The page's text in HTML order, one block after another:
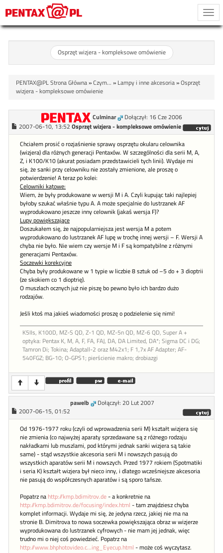
Osprzęt wizjera - kompleksowe omówienie
PENTAX@PL Strona Główna»Czym... » Lampy i inne akcesoria»Osprzęt
wizjera - kompleksowe omówienie
Culminar
Dołączył: 16 Cze 2006
2007-06-10, 13:52 Osprzęt wizjera - kompleksowe omówienie
Chciałem prosić o rozjaśnienie sprawy osprzętu okularu celownika
(wizjera) dla różnych generacji Pentaxów. W szczególności dla serii M, A,
Z, i K100/K10 (akurat posiadam przedstawicieli tych linii). Wydaje mi
się, że sanki przy celowniku nie zostały zmienione, ale proszę o
potwierdzenie! A teraz po kolei:
Celowniki kątowe:
Wiem, że były produkowane w wersji M i A. Czyli kupując taki najlepiej
byłoby szukać właśnie typu A. A może specjalnie do lustrzanek AF
wyprodukowano jeszcze inny celownik (jakaś wersja F)?
Lupy powiększające
Doszukałem się, że najpopularniejsza jest wersja M a potem
wyprodukowano do lustrzanek AF lupę w trochę innej wersji – F. Wersji A
chyba nie było. Nie wiem czy wersje M i F są kompatybilne z różnymi
generacjami Pentaxów.
Soczewki korekcyjne
Chyba były produkowane w 1 typie w liczbie 8 sztuk od –5 do + 3 dioptrii
(ze skokiem co 1 dioptrię).
O muszlach ocznych już nie piszę bo pewno było ich bardzo dużo
rodzajów.
Jeśli ktoś ma jakieś wiadomości proszę o podzielenie się nimi!
K5IIs, K100D, MZ-S QD, Z-1 QD, MZ-5n QD, MZ-6 QD, Super A +
optyka: Pentax K, M, A, F, FA, FAJ, DA, DA Limited, DA*; Sigma DC i DG;
Tamron Di; Tokina; Adaptall-2 oraz M42x1; F 1,7x AF Adapter; AF-
540FGZ; BG-10; O-GPS1; pierścienie makro; drobiazgi
pawelb
Dołączył: 20 Lut 2007
2007-06-15, 01:52
Od 1976-1977 roku (czyli od wprowadzenia serii M) kształt wizjera się
nie zmienia (co najwyżej aparaty sprzedawane są z różnego rodzaju
nakładkami lub muszlami, pod którymi jednak sanki wizjera są takie
same) - stąd wszystkie akcesoria serii M i nowszych pasują do
wszystkich aparatów serii M i nowszych. Przed 1977 rokiem (Spotmatiki
i seria K) kształt wizjera był nieco inny, i dlatego wcześniejsze akcesoria
nie pasują do współczesnych aparatów i są sporo tańsze.
Popatrz na http://kmp.bdimitrov.de- a konkretnie na
http://kmp.bdimitrov.de/focusing/index.html - tam znajdziesz chyba
komplet informacji. Wydaje mi się, że jedyna rzecz, jakiej nie ma na
stronie B. Dimitrova to nowa soczewka powiększająca obraz w wizjerze
wyprodukowana do lustrzanek cyfrowych - nie mam jej jednak, więc
trudno mi o niej coś powiedzieć. Popatrz na
http://www.bhphotovideo.c...ing_Eyecup.html - może coś wyczytasz.